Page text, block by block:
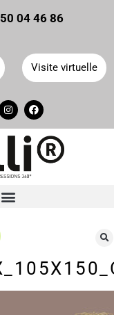
cookies
04 46 86
Visite virtuelle